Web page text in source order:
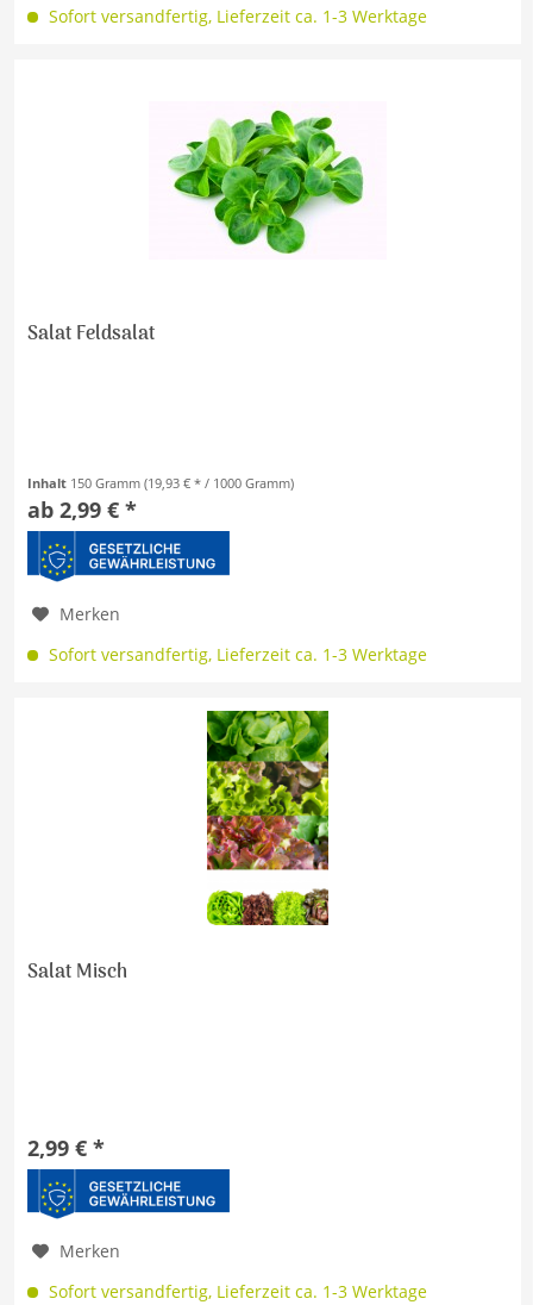
Sofort versandfertig, Lieferzeit ca. 1-3 Werktage
Salat Feldsalat
Inhalt 150 Gramm(19,93 € * / 1000 Gramm)
ab 2,99 € *
Merken
Sofort versandfertig, Lieferzeit ca. 1-3 Werktage
Salat Misch
2,99 € *
Merken
Sofort versandfertig, Lieferzeit ca. 1-3 Werktage